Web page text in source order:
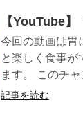
【YouTube
今回の動画は胃
と楽しく食事が
ます。 このチャ
記事を読む